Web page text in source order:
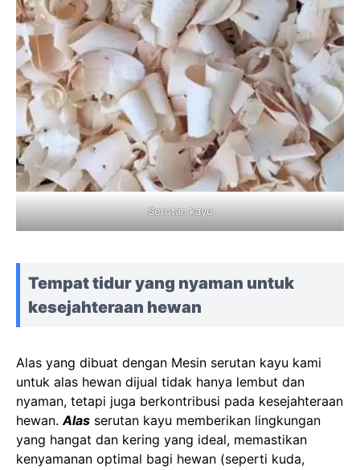
Serutan kayu
Tempat tidur yang nyaman untuk
kesejahteraan hewan
Alas yang dibuat dengan Mesin serutan kayu kami
untuk alas hewan dijual tidak hanya lembut dan
nyaman, tetapi juga berkontribusi pada kesejahteraan
hewan. Alas serutan kayu memberikan lingkungan
yang hangat dan kering yang ideal, memastikan
kenyamanan optimal bagi hewan (seperti kuda,